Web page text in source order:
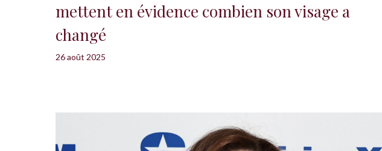
mettent en évidence combien son visage a
changé
26 août 2025